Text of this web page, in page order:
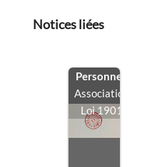
Notices liées
Personne
Association
Loi 1901